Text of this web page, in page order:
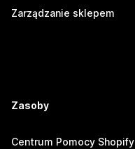
Zarządzanie sklepem
Zasoby
Centrum Pomocy Shopify